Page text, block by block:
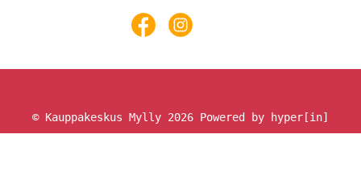
© Kauppakeskus Mylly 2026 Powered by hyper[in]